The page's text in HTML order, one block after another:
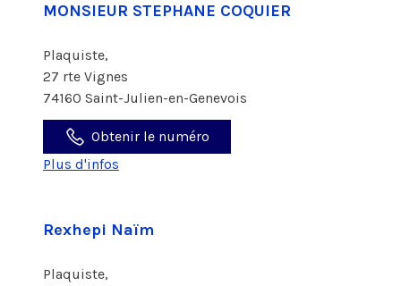
MONSIEUR STEPHANE COQUIER
Plaquiste,
27 rte Vignes
74160 Saint-Julien-en-Genevois
Obtenir le numéro
Plus d'infos
Rexhepi Naïm
Plaquiste,